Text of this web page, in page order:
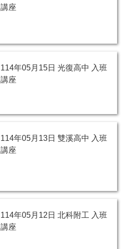
講座
114年05月15日 光復高中 入班
講座
114年05月13日 雙溪高中 入班
講座
114年05月12日 北科附工 入班
講座